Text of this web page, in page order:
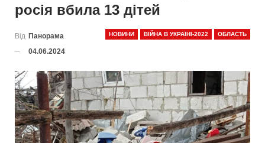
росія вбила 13 дітей
НОВИНИ ВІЙНА В УКРАЇНІ-2022 ОБЛАСТЬ
Від Панорама
04.06.2024